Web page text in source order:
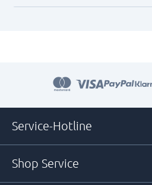
Service-Hotline
Shop Service